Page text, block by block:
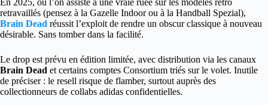
En 2025, où l’on assiste à une vraie ruée sur les modèles rétro
retravaillés (pensez à la Gazelle Indoor ou à la Handball Spezial),
Brain Dead réussit l’exploit de rendre un obscur classique à nouveau
désirable. Sans tomber dans la facilité.
Le drop est prévu en édition limitée, avec distribution via les canaux
Brain Dead et certains comptes Consortium triés sur le volet. Inutile
de préciser : le resell risque de flamber, surtout auprès des
collectionneurs de collabs adidas confidentielles.